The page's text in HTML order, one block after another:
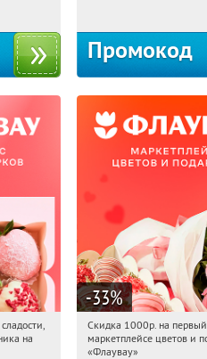
Промокод
на
-33%
16:38:51
Россия
Скидка 1000р. на первый
маркетплейсе цветов и
«Флаувау»